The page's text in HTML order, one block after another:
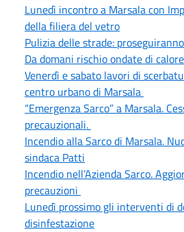
Lunedì incontro a Marsala con
della filiera del vetro
Pulizia delle strade:
Da domani rischio ondate di
Venerdì e sabato lavori di
centro urbano di Marsala
“Emergenza Sarco” a Marsala.
precauzionali.
Incendio alla Sarco di Marsala.
sindaca Patti
Incendio nell’Azienda Sarco.
precauzioni
Lunedì prossimo gli interventi di
disinfestazione